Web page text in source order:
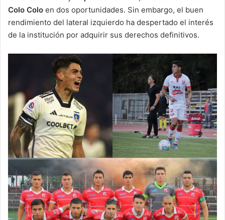
Colo Colo en dos oportunidades. Sin embargo, el buen
rendimiento del lateral izquierdo ha despertado el interés
de la institución por adquirir sus derechos definitivos.